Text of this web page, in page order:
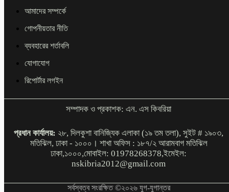
আমাদের সম্পর্কে
গোপনীয়তার নীতি
ব্যবহারের শর্তাবলি
যোগাযোগ
রিপোর্টার লগইন
সম্পাদক ও প্রকাশক: এন. এস কিবরিয়া
প্রধান কার্যালয়: ২৮, দিলকুশা বানিজ্যিক এলাকা (১৯ তম তলা), সুইট # ১৯০৩,
মতিঝিল, ঢাকা - ১০০০। শাখা অফিস : ১৮৭/২ আরামবাগ মতিঝিল
ঢাকা,১০০০,মোবাইল: 01978268378,ইমেইল:
nskibria2012@gmail.com
সর্বস্বত্ব সংরক্ষিত ©২০২৬ যুগ-যুগান্তর